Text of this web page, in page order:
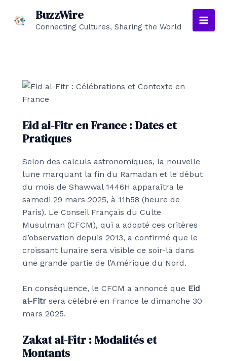
BuzzWire
Connecting Cultures, Sharing the World
Main
Eid al-Fitr en France : Dates et
Pratiques
Selon des calculs astronomiques, la nouvelle
lune marquant la fin du Ramadan et le début
du mois de Shawwal 1446H apparaîtra le
samedi 29 mars 2025, à 11h58 (heure de
Paris). Le Conseil Français du Culte
Musulman (CFCM), qui a adopté ces critères
d’observation depuis 2013, a confirmé que le
croissant lunaire sera visible ce soir-là dans
une grande partie de l’Amérique du Nord.
En conséquence, le CFCM a annoncé que Eid
al-Fitr sera célébré en France le dimanche 30
mars 2025.
Zakat al-Fitr : Modalités et
Montants